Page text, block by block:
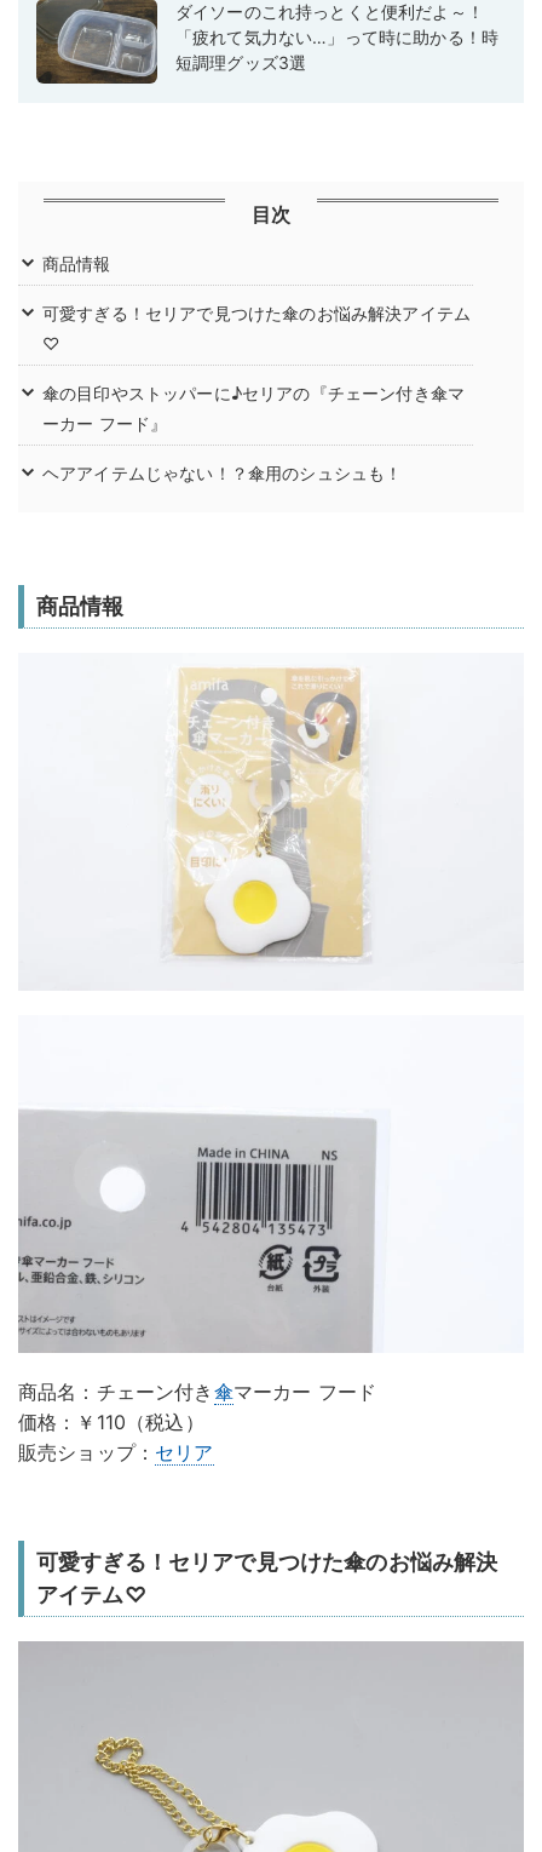
ダイソーのこれ持っとくと便利だよ～！
「疲れて気力ない…」って時に助かる！時
短調理グッズ3選
目次
商品情報
可愛すぎる！セリアで見つけた傘のお悩み解決アイテム
♡
傘の目印やストッパーに♪セリアの『チェーン付き傘マ
ーカー フード』
ヘアアイテムじゃない！？傘用のシュシュも！
商品情報
商品名：チェーン付き 傘マーカー フード
価格：￥110（税込）
販売ショップ： セリア
可愛すぎる！セリアで見つけた傘のお悩み解決
アイテム♡